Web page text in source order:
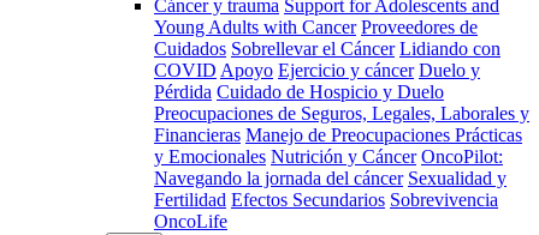
Cáncer y trauma Support for Adolescents and
Young Adults with Cancer Proveedores de
Cuidados Sobrellevar el Cáncer Lidiando con
COVID Apoyo Ejercicio y cáncer Duelo y
Pérdida Cuidado de Hospicio y Duelo
Preocupaciones de Seguros, Legales, Laborales y
Financieras Manejo de Preocupaciones Prácticas
y Emocionales Nutrición y Cáncer OncoPilot:
Navegando la jornada del cáncer Sexualidad y
Fertilidad Efectos Secundarios Sobrevivencia
OncoLife